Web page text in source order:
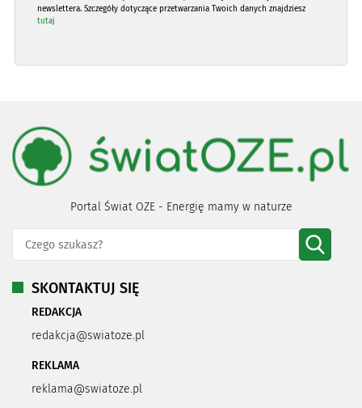
newslettera. Szczegóły dotyczące przetwarzania Twoich danych znajdziesz
tutaj
Portal Świat OZE - Energię mamy w naturze
SKONTAKTUJ SIĘ
REDAKCJA
redakcja@swiatoze.pl
REKLAMA
reklama@swiatoze.pl